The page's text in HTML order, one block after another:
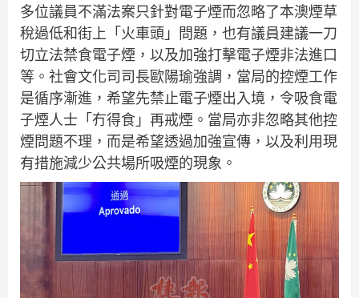
多位議員不滿法案只針對電子煙而忽略了本澳煙草
稅過低和街上「火車頭」問題，也有議員建議一刀
切立法禁食電子煙，以及加強打擊電子煙非法進口
等。社會文化司司長歐陽瑜強調，當局的控煙工作
是循序漸進，希望先禁止電子煙出入境，令吸食電
子煙人士「冇得食」再戒煙。當局亦非忽略其他控
煙問題不理，而是希望透過加強宣傳，以及利用現
有措施減少公共場所吸煙的現象。